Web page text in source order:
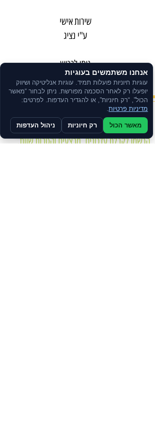
שירות אישי
ע"י נציג
ניתן לרכוש
בתשלומים
צרו קשר
הרשמו לקבלת עדכונים, מבצעים והטבות שוות.
אנחנו משתמשים בעוגיות
עוגיות חיוניות פועלות תמיד. עוגיות אנליטיקה ושיווק
יופעלו רק לאחר הסכמה מפורשת. ניתן לבחור “מאשר
הכול”, “רק חיוניות”, או להגדיר העדפות. לפרטים:
מדיניות פרטיות.
מאשר הכול רק חיוניות ניהול העדפות